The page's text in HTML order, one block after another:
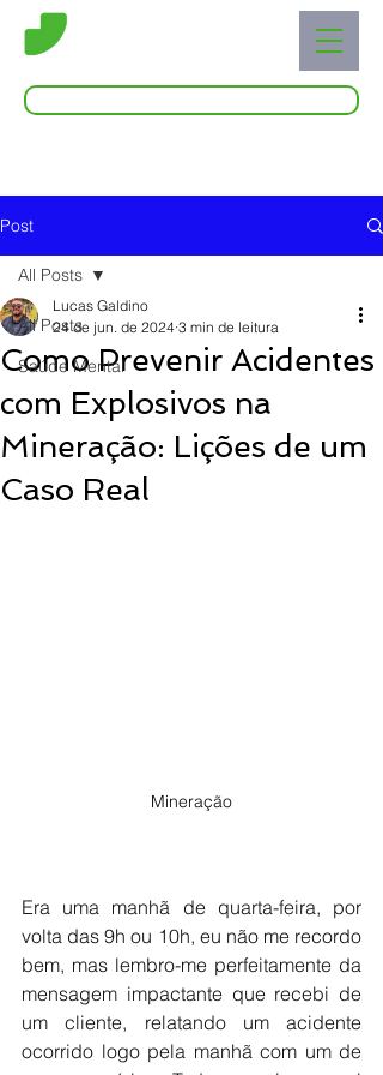
Post
All Posts
Saúde Mental
All Posts
Como Prevenir Acidentes
com Explosivos na
Mineração: Lições de um
Caso Real
Lucas Galdino
24 de jun. de 2024 3 min de leitura
Mineração
Era uma manhã de quarta-feira, por
volta das 9h ou 10h, eu não me recordo
bem, mas lembro-me perfeitamente da
mensagem impactante que recebi de
um cliente, relatando um acidente
ocorrido logo pela manhã com um de